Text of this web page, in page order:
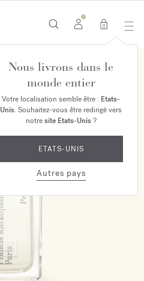
0
Nous livrons dans le
monde entier
Votre localisation semble être : Etats-
Unis. Souhaitez-vous être redirigé vers
notresite Etats-Unis?
ETATS-UNIS
Autres pays